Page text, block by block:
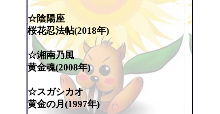
☆陰陽座
桜花忍法帖(2018年)
☆湘南乃風
黄金魂(2008年)
☆スガシカオ
黄金の月(1997年)